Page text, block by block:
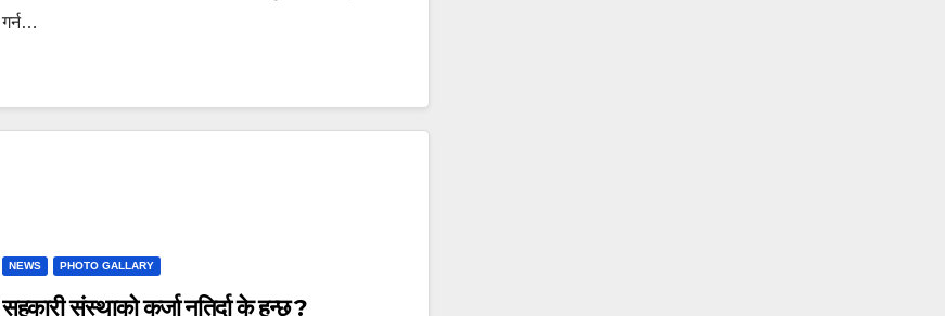
गर्न…
NEWS PHOTO GALLARY
सहकारी संस्थाको कर्जा नतिर्दा के हुन्छ ?